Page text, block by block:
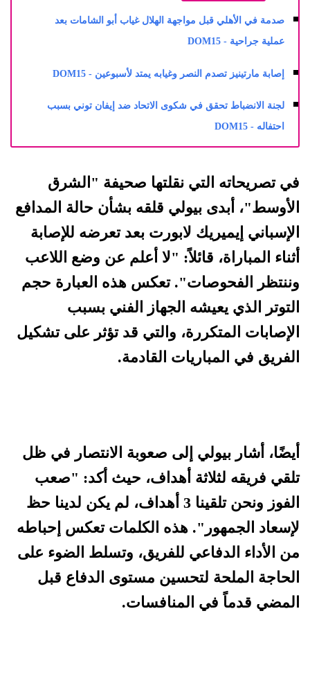
صدمة في الأهلي قبل مواجهة الهلال غياب أبو الشامات بعد
عملية جراحية - DOM15
إصابة مارتينيز تصدم النصر وغيابه يمتد لأسبوعين - DOM15
لجنة الانضباط تحقق في شكوى الاتحاد ضد إيفان توني بسبب
احتفاله - DOM15
في تصريحاته التي نقلتها صحيفة "الشرق
الأوسط"، أبدى بيولي قلقه بشأن حالة المدافع
الإسباني إيميريك لابورت بعد تعرضه للإصابة
أثناء المباراة، قائلاً: "لا أعلم عن وضع اللاعب
وننتظر الفحوصات". تعكس هذه العبارة حجم
التوتر الذي يعيشه الجهاز الفني بسبب
الإصابات المتكررة، والتي قد تؤثر على تشكيل
الفريق في المباريات القادمة.
أيضًا، أشار بيولي إلى صعوبة الانتصار في ظل
تلقي فريقه لثلاثة أهداف، حيث أكد: "صعب
الفوز ونحن تلقينا 3 أهداف، لم يكن لدينا حظ
لإسعاد الجمهور". هذه الكلمات تعكس إحباطه
من الأداء الدفاعي للفريق، وتسلط الضوء على
الحاجة الملحة لتحسين مستوى الدفاع قبل
المضي قدماً في المنافسات.